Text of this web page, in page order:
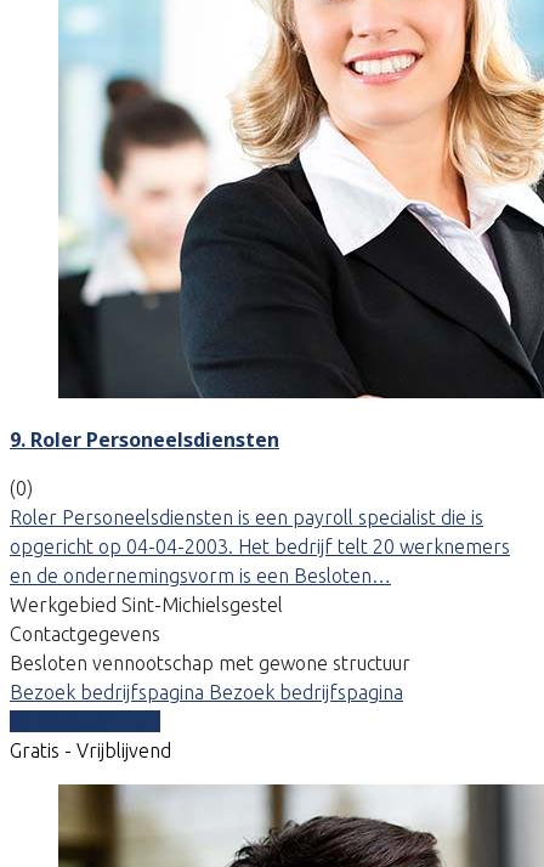
9. Roler Personeelsdiensten
(0)
Roler Personeelsdiensten is een payroll specialist die is
opgericht op 04-04-2003. Het bedrijf telt 20 werknemers
en de ondernemingsvorm is een Besloten…
Werkgebied Sint-Michielsgestel
Contactgegevens
Besloten vennootschap met gewone structuur
Bezoek bedrijfspagina Bezoek bedrijfspagina
Gratis - Vrijblijvend